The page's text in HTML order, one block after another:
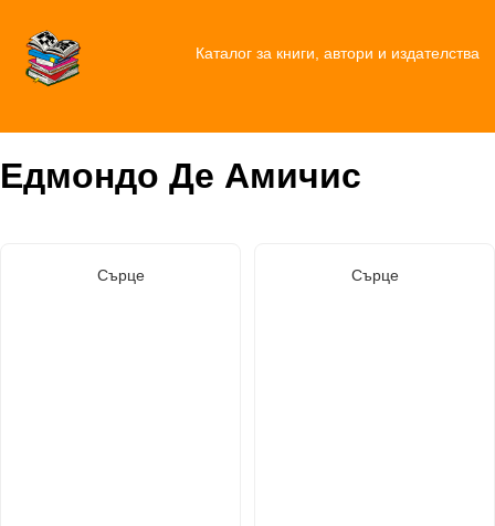
Каталог за книги, автори и издателства
Едмондо Де Амичис
Сърце Сърце